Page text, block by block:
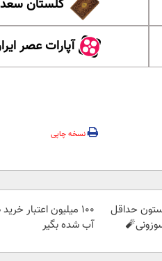
گلستان
آپارات عصر
نسخه چاپی
حداقل
100 میلیون اعتبار
آب شده بگیر